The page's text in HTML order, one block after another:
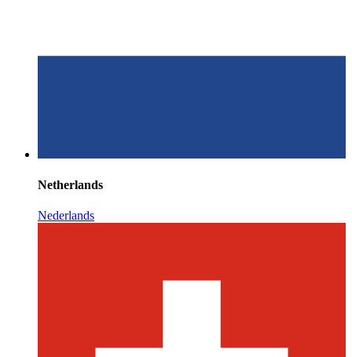
Netherlands
Nederlands